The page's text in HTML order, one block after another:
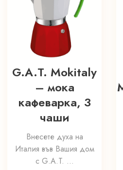
G.A.T. Mokitaly
– мока
кафеварка, 3
чаши
Внесете духа на
Италия във Вашия дом
с G.A.T. ...